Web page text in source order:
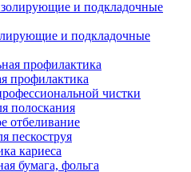
и подкладочные
профилактика
чистки
полоскания
отбеливание
пескоструя
кариеса